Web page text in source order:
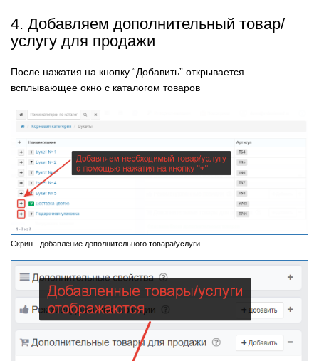
4. Добавляем дополнительный товар/
услугу для продажи
После нажатия на кнопку “Добавить” открывается
всплывающее окно с каталогом товаров
Скрин - добавление дополнительного товара/услуги